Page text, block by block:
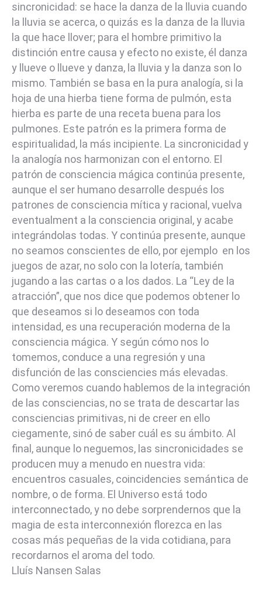
sincronicidad: se hace la danza de la lluvia cuando
la lluvia se acerca, o quizás es la danza de la lluvia
la que hace llover; para el hombre primitivo la
distinción entre causa y efecto no existe, él danza
y llueve o llueve y danza, la lluvia y la danza son lo
mismo. También se basa en la pura analogía, si la
hoja de una hierba tiene forma de pulmón, esta
hierba es parte de una receta buena para los
pulmones. Este patrón es la primera forma de
espiritualidad, la más incipiente. La sincronicidad y
la analogía nos harmonizan con el entorno. El
patrón de consciencia mágica continúa presente,
aunque el ser humano desarrolle después los
patrones de consciencia mítica y racional, vuelva
eventualment a la consciencia original, y acabe
integrándolas todas. Y continúa presente, aunque
no seamos conscientes de ello, por ejemplo en los
juegos de azar, no solo con la lotería, también
jugando a las cartas o a los dados. La “Ley de la
atracción”, que nos dice que podemos obtener lo
que deseamos si lo deseamos con toda
intensidad, es una recuperación moderna de la
consciencia mágica. Y según cómo nos lo
tomemos, conduce a una regresión y una
disfunción de las consciencies más elevadas.
Como veremos cuando hablemos de la integración
de las consciencias, no se trata de descartar las
consciencias primitivas, ni de creer en ello
ciegamente, sinó de saber cuál es su ámbito. Al
final, aunque lo neguemos, las sincronicidades se
producen muy a menudo en nuestra vida:
encuentros casuales, coincidencies semántica de
nombre, o de forma. El Universo está todo
interconnectado, y no debe sorprendernos que la
magia de esta interconnexión florezca en las
cosas más pequeñas de la vida cotidiana, para
recordarnos el aroma del todo.
Lluís Nansen Salas